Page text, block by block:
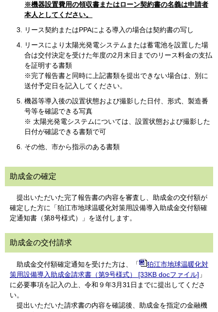
※機器設置費用の領収書またはローン契約書の名義は申請者
本人としてください。
リース契約またはPPAによる導入の場合は契約書の写し
リースにより太陽光発電システムまたは蓄電池を設置した場
合は交付決定を受けた年度の2月末日までのリース料金の支払
を証明する書類
※完了報告書と同時に上記書類を提出できない場合は、別に
送付予定日を記入してください。
機器等導入後の設置状態および撮影した日付、形式、製造番
号等を確認できる写真
※ 太陽光発電システムについては、設置状態および撮影した
日付が確認できる書類で可
その他、市から指示のある書類
助成金の確定
提出いただいた完了報告書の内容を審査し、助成金の交付額が
確定した方に「狛江市地球温暖化対策用設備導入助成金交付額確
定通知書（第8号様式）」を送付します。
助成金の交付請求
助成金交付額確定通知を受けた方は、「
狛江市地球温暖化対
策用設備導入助成金請求書（第9号様式） [33KB docファイル] 」
に必要事項を記入の上、令和９年3月31日までに提出してくださ
い。
提出いただいた請求書の内容を確認後、助成金を指定の金融機